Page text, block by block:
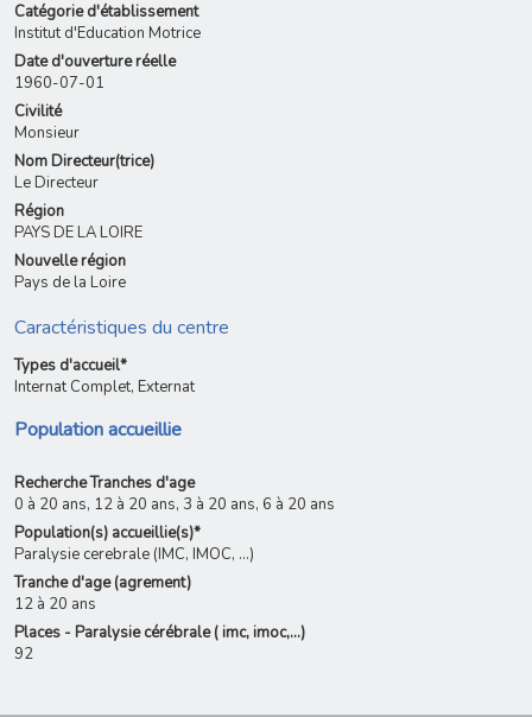
Catégorie d'établissement
Institut d'Education Motrice
Date d'ouverture réelle
1960-07-01
Civilité
Monsieur
Nom Directeur(trice)
Le Directeur
Région
PAYS DE LA LOIRE
Nouvelle région
Pays de la Loire
Caractéristiques du centre
Types d'accueil*
Internat Complet, Externat
Population accueillie
Recherche Tranches d'age
0 à 20 ans, 12 à 20 ans, 3 à 20 ans, 6 à 20 ans
Population(s) accueillie(s)*
Paralysie cerebrale (IMC, IMOC, ...)
Tranche d'age (agrement)
12 à 20 ans
Places - Paralysie cérébrale ( imc, imoc,...)
92